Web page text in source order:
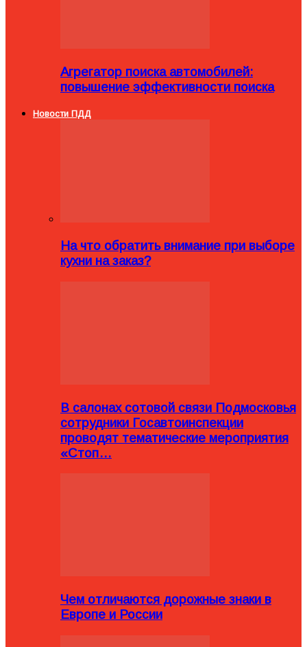
Агрегатор поиска автомобилей:
повышение эффективности поиска
Новости ПДД
На что обратить внимание при выборе
кухни на заказ?
В салонах сотовой связи Подмосковья
сотрудники Госавтоинспекции
проводят тематические мероприятия
«Стоп…
Чем отличаются дорожные знаки в
Европе и России